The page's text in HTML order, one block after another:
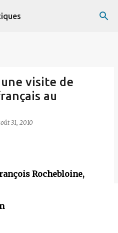
principal
visite de
au
31, 2010
Rochebloine,